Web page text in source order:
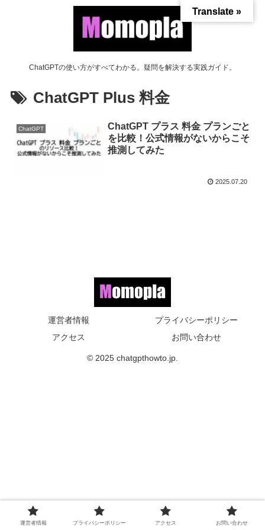
ChatGPTの使い方がすべてわかる。疑問を解決する実践ガイド。
ChatGPT Plus 料金
ChatGPT
ChatGPT プラス 料金 プランごと
を比較！公式情報がないからこそ
推測してみた
2025.07.20
運営者情報
プライバシーポリシー
アクセス
お問い合わせ
© 2025 chatgpthowto.jp.
運営者情報 プライバシーポリシー アクセス お問い合わせ
Translate »